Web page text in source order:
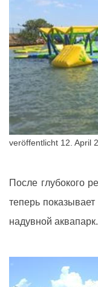
veröffentlicht 12. April
После глубокого
теперь
надувной аквапарк.